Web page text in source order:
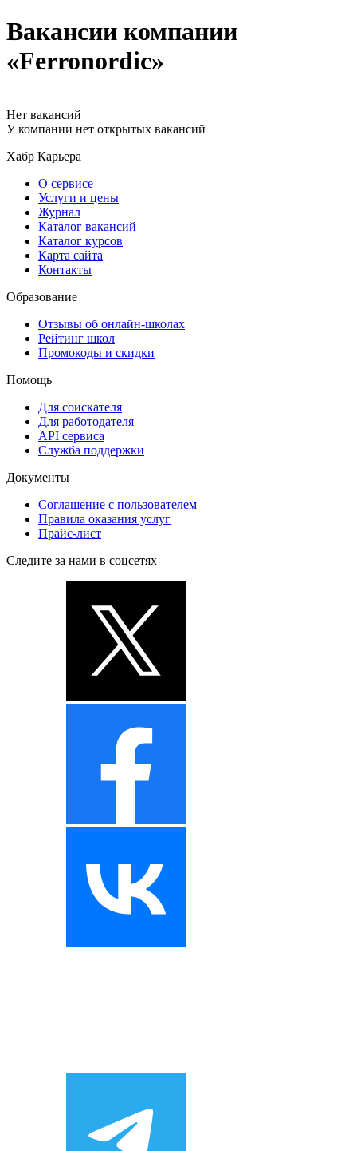
Вакансии компании
«Ferronordic»
Нет вакансий
У компании нет открытых вакансий
Хабр Карьера
О сервисе
Услуги и цены
Журнал
Каталог вакансий
Каталог курсов
Карта сайта
Контакты
Образование
Отзывы об онлайн-школах
Рейтинг школ
Промокоды и скидки
Помощь
Для соискателя
Для работодателя
API сервиса
Служба поддержки
Документы
Соглашение с пользователем
Правила оказания услуг
Прайс-лист
Следите за нами в соцсетях